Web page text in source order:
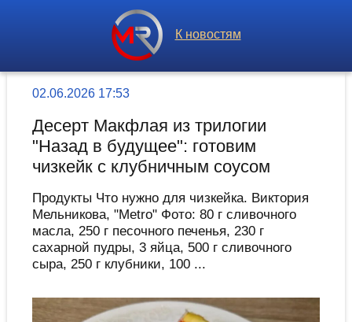
К новостям
02.06.2026 17:53
Десерт Макфлая из трилогии
"Назад в будущее": готовим
чизкейк с клубничным соусом
Продукты Что нужно для чизкейка. Виктория
Мельникова, "Metro" Фото: 80 г сливочного
масла, 250 г песочного печенья, 230 г
сахарной пудры, 3 яйца, 500 г сливочного
сыра, 250 г клубники, 100 ...